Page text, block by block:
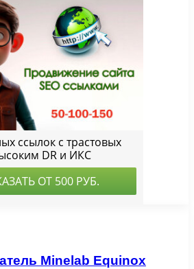
Minelab Equinox